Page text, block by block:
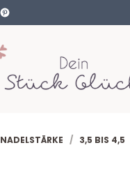
NADELSTÄRKE / 3,5 BIS 4,5